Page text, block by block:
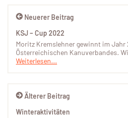
Älterer Beitrag
Winteraktivitäten
Neuerer Beitrag
KSJ – Cup 2022
Moritz Kremslehner gewinnt im Jahr
Österreichischen Kanuverbandes.
Weiterlesen...